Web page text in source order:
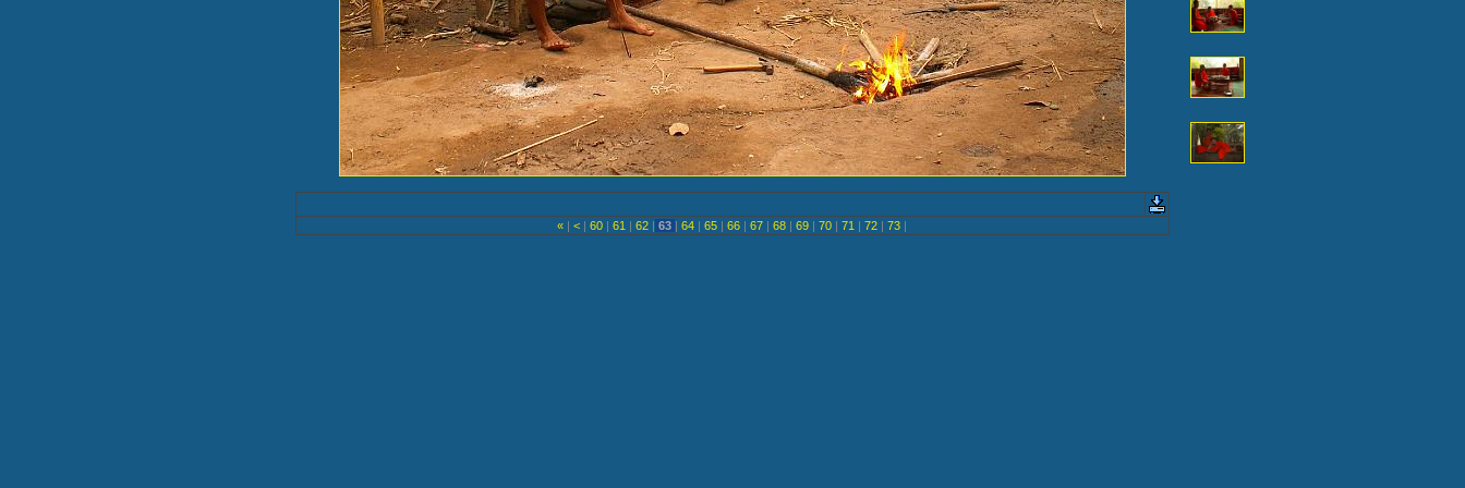
« | < | 60 | 61 | 62 | 63 | 64 | 65 | 66 | 67 | 68 | 69 | 70 | 71 | 72 | 73 |